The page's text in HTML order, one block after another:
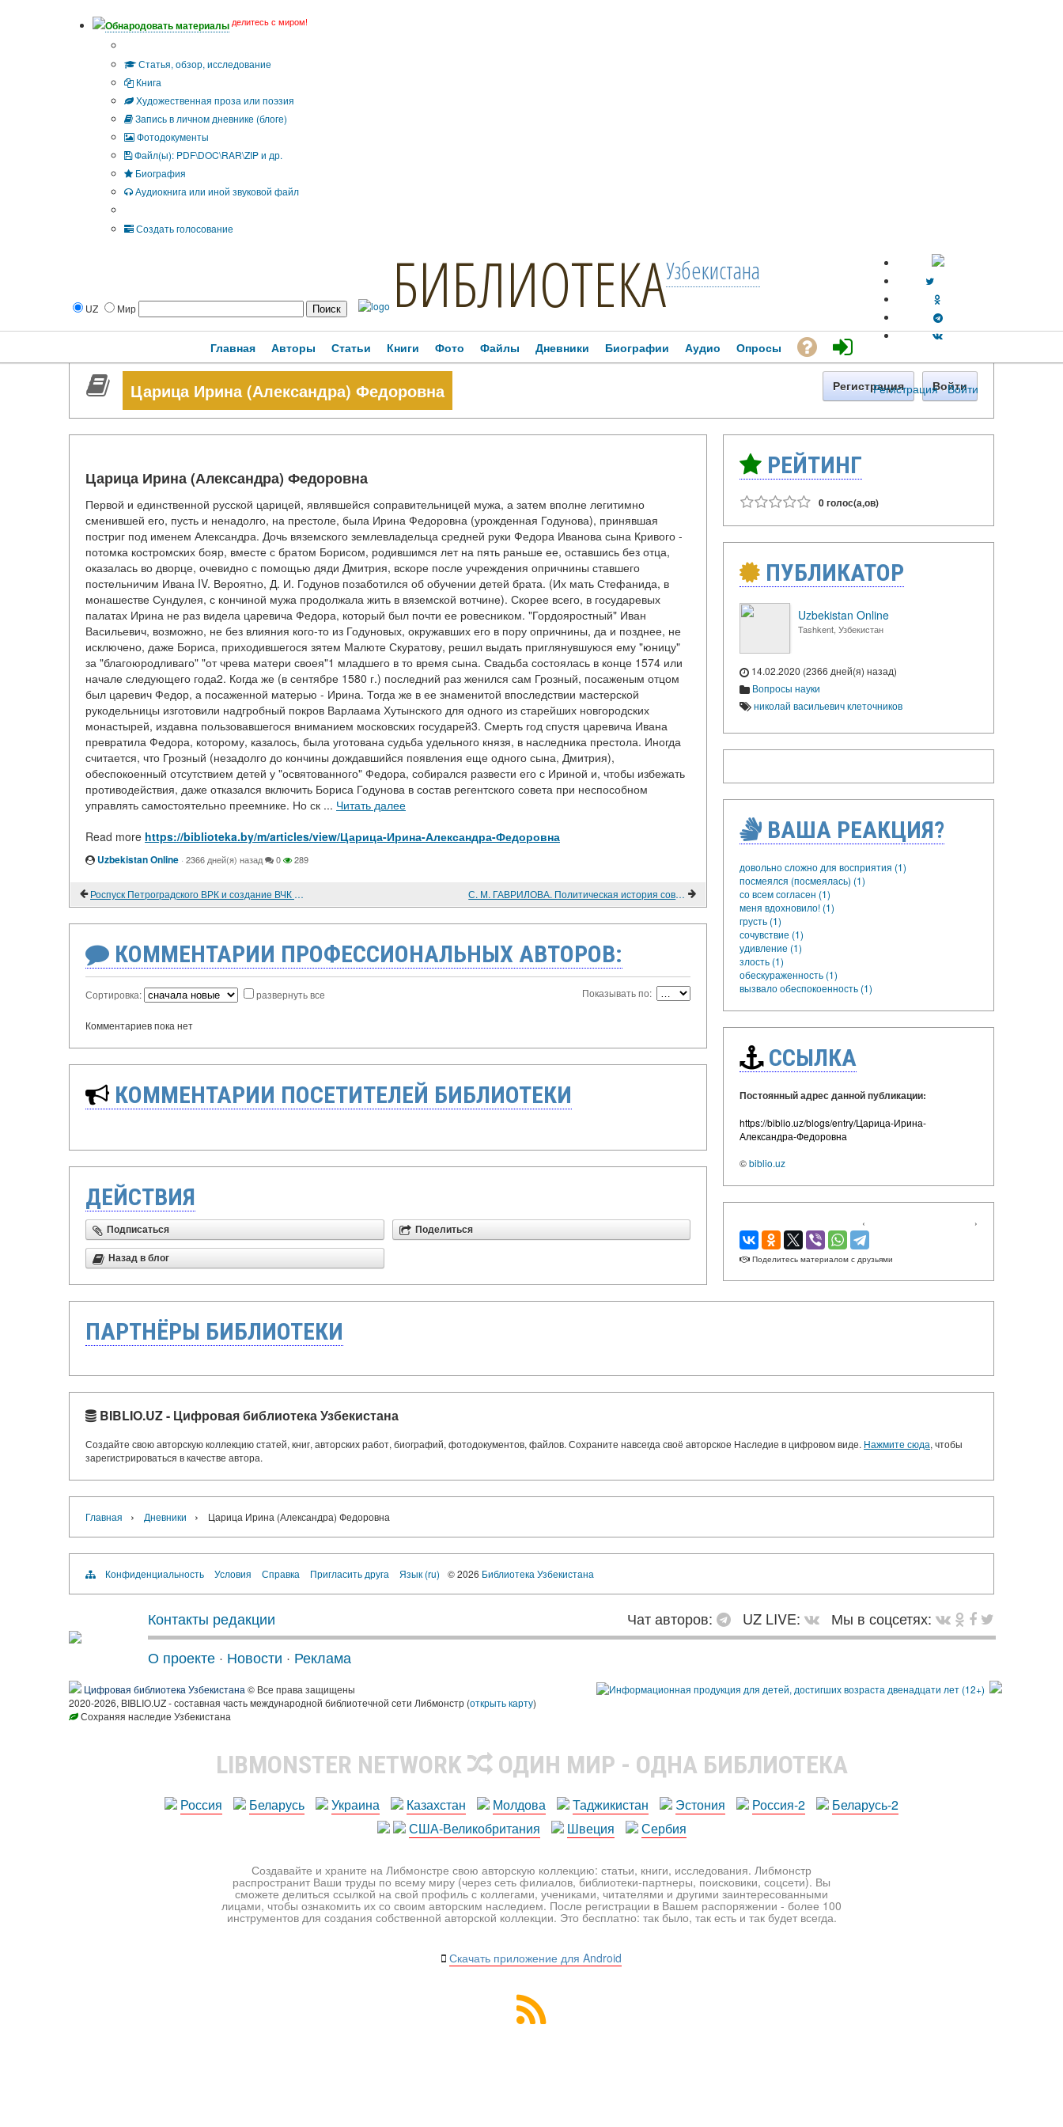
Обнародовать материалы делитесь с миром!
Статья, обзор, исследование
Книга
Художественная проза или поэзия
Запись в личном дневнике (блоге)
Фотодокументы
Файл(ы): PDF\DOC\RAR\ZIP и др.
Биография
Аудиокнига или иной звуковой файл
Создать голосование
UZ Мир БИБЛИОТЕКАУзбекистана
Регистрация · Войти
Главная Авторы Статьи Книги Фото Файлы Дневники Биографии Аудио Опросы
Царица Ирина (Александра) Федоровна Регистрация Войти
Царица Ирина (Александра) Федоровна
Первой и единственной русской царицей, являвшейся соправительницей мужа, а затем вполне легитимно
сменившей его, пусть и ненадолго, на престоле, была Ирина Федоровна (урожденная Годунова), принявшая
постриг под именем Александра. Дочь вяземского землевладельца средней руки Федора Иванова сына Кривого -
потомка костромских бояр, вместе с братом Борисом, родившимся лет на пять раньше ее, оставшись без отца,
оказалась во дворце, очевидно с помощью дяди Дмитрия, вскоре после учреждения опричнины ставшего
постельничим Ивана IV. Вероятно, Д. И. Годунов позаботился об обучении детей брата. (Их мать Стефанида, в
монашестве Сундулея, с кончиной мужа продолжала жить в вяземской вотчине). Скорее всего, в государевых
палатах Ирина не раз видела царевича Федора, который был почти ее ровесником. "Гордояростный" Иван
Васильевич, возможно, не без влияния кого-то из Годуновых, окружавших его в пору опричнины, да и позднее, не
исключено, даже Бориса, приходившегося зятем Малюте Скуратову, решил выдать приглянувшуюся ему "юницу"
за "благоюродливаго" "от чрева матери своея"1 младшего в то время сына. Свадьба состоялась в конце 1574 или
начале следующего года2. Когда же (в сентябре 1580 г.) последний раз женился сам Грозный, посаженым отцом
был царевич Федор, а посаженной матерью - Ирина. Тогда же в ее знаменитой впоследствии мастерской
рукодельницы изготовили надгробный покров Варлаама Хутынского для одного из старейших новгородских
монастырей, издавна пользовавшегося вниманием московских государей3. Смерть год спустя царевича Ивана
превратила Федора, которому, казалось, была уготована судьба удельного князя, в наследника престола. Иногда
считается, что Грозный (незадолго до кончины дождавшийся появления еще одного сына, Дмитрия),
обеспокоенный отсутствием детей у "освятованного" Федора, собирался развести его с Ириной и, чтобы избежать
противодействия, даже отказался включить Бориса Годунова в состав регентского совета при неспособном
управлять самостоятельно преемнике. Но ск ... Читать далее
Read more https://biblioteka.by/m/articles/view/Царица-Ирина-Александра-Федоровна
Uzbekistan Online · 2366 дней(я) назад 0 289
Роспуск Петроградского ВРК и создание ВЧК в 1917 г. С. М. ГАВРИЛОВА. Политическая история современной Италии (1945-2011) в трудах российских ученых
КОММЕНТАРИИ ПРОФЕССИОНАЛЬНЫХ АВТОРОВ:
Сортировка: развернуть все Показывать по:
Комментариев пока нет
КОММЕНТАРИИ ПОСЕТИТЕЛЕЙ БИБЛИОТЕКИ
ДЕЙСТВИЯ
Подписаться Поделиться
Назад в блог
РЕЙТИНГ
0 голос(а,ов)
ПУБЛИКАТОР
Uzbekistan Online
Tashkent, Узбекистан
14.02.2020 (2366 дней(я) назад)
Вопросы науки
николай васильевич клеточников
ВАША РЕАКЦИЯ?
довольно сложно для восприятия (1)
посмеялся (посмеялась) (1)
со всем согласен (1)
меня вдохновило! (1)
грусть (1)
сочувствие (1)
удивление (1)
злость (1)
обескураженность (1)
вызвало обеспокоенность (1)
ССЫЛКА
Постоянный адрес данной публикации:
https://biblio.uz/blogs/entry/Царица-Ирина-
Александра-Федоровна
©biblio.uz
‹ ›
Поделитесь материалом с друзьями
ПАРТНЁРЫ БИБЛИОТЕКИ
BIBLIO.UZ - Цифровая библиотека Узбекистана
Создайте свою авторскую коллекцию статей, книг, авторских работ, биографий, фотодокументов, файлов. Сохраните навсегда своё авторское Наследие в цифровом виде. Нажмите сюда, чтобы
зарегистрироваться в качестве автора.
Главная › Дневники › Царица Ирина (Александра) Федоровна
Конфиденциальность Условия Справка Пригласить друга Язык (ru) © 2026 Библиотека Узбекистана
Контакты редакции Чат авторов: UZ LIVE:
Мы в соцсетях:
О проекте · Новости · Реклама
Цифровая библиотека Узбекистана © Все права защищены
2020-2026, BIBLIO.UZ - составная часть международной библиотечной сети Либмонстр (открыть карту)
Сохраняя наследие Узбекистана
LIBMONSTER NETWORK ОДИН МИР - ОДНА БИБЛИОТЕКА
Россия Беларусь Украина Казахстан Молдова Таджикистан Эстония Россия-2
Беларусь-2
США-Великобритания
Швеция Сербия
Создавайте и храните на Либмонстре свою авторскую коллекцию: статьи, книги, исследования. Либмонстр
распространит Ваши труды по всему миру (через сеть филиалов, библиотеки-партнеры, поисковики, соцсети). Вы
сможете делиться ссылкой на свой профиль с коллегами, учениками, читателями и другими заинтересованными
лицами, чтобы ознакомить их со своим авторским наследием. После регистрации в Вашем распоряжении - более 100
инструментов для создания собственной авторской коллекции. Это бесплатно: так было, так есть и так будет всегда.
Скачать приложение для Android